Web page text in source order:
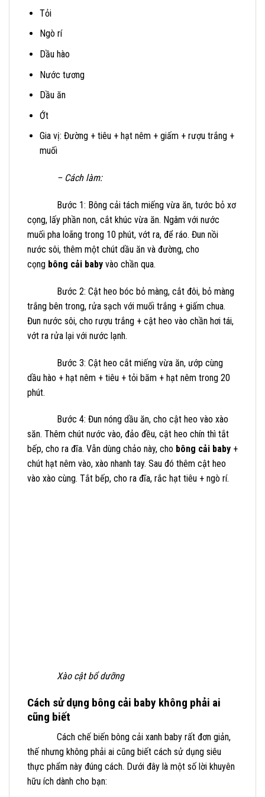
Tỏi
Ngò rí
Dầu hào
Nước tương
Dầu ăn
Ớt
Gia vị: Đường + tiêu + hạt nêm + giấm + rượu trắng +
muối
– Cách làm:
Bước 1: Bông cải tách miếng vừa ăn, tước bỏ xơ
cọng, lấy phần non, cắt khúc vừa ăn. Ngâm với nước
muối pha loãng trong 10 phút, vớt ra, để ráo. Đun nồi
nước sôi, thêm một chút dầu ăn và đường, cho
cọng bông cải baby vào chần qua.
Bước 2: Cật heo bóc bỏ màng, cắt đôi, bỏ màng
trắng bên trong, rửa sạch với muối trắng + giấm chua.
Đun nước sôi, cho rượu trắng + cật heo vào chần hơi tái,
vớt ra rửa lại với nước lạnh.
Bước 3: Cật heo cắt miếng vừa ăn, ướp cùng
dầu hào + hạt nêm + tiêu + tỏi băm + hạt nêm trong 20
phút.
Bước 4: Đun nóng dầu ăn, cho cật heo vào xào
săn. Thêm chút nước vào, đảo đều, cật heo chín thì tắt
bếp, cho ra đĩa. Vẫn dùng chảo này, cho bông cải baby +
chút hạt nêm vào, xào nhanh tay. Sau đó thêm cật heo
vào xào cùng. Tắt bếp, cho ra đĩa, rắc hạt tiêu + ngò rí.
Xào cật bổ dưỡng
Cách sử dụng bông cải baby không phải ai
cũng biết
Cách chế biến bông cải xanh baby rất đơn giản,
thế nhưng không phải ai cũng biết cách sử dụng siêu
thực phẩm này đúng cách. Dưới đây là một số lời khuyên
hữu ích dành cho bạn: